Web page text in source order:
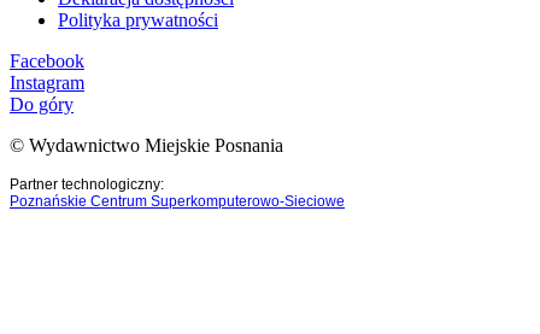
Polityka prywatności
Facebook
Instagram
Do góry
© Wydawnictwo Miejskie Posnania
Partner technologiczny:
Poznańskie Centrum Superkomputerowo-Sieciowe